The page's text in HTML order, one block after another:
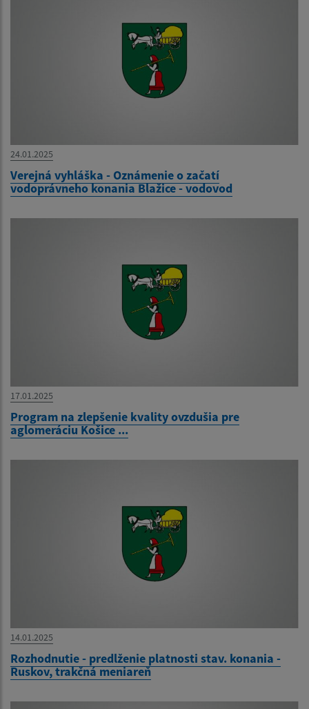
24.01.2025
Verejná vyhláška - Oznámenie o začatí
vodoprávneho konania Blažice - vodovod
17.01.2025
Program na zlepšenie kvality ovzdušia pre
aglomeráciu Košice ...
14.01.2025
Rozhodnutie - predlženie platnosti stav. konania -
Ruskov, trakčná meniareň